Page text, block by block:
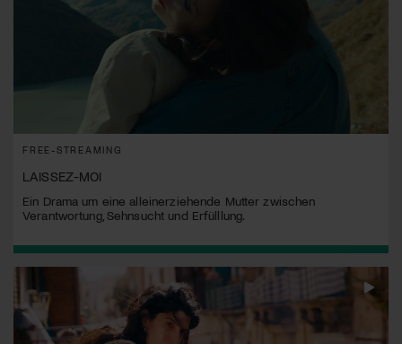
FREE-STREAMING
LAISSEZ-MOI
Ein Drama um eine alleinerziehende Mutter zwischen
Verantwortung, Sehnsucht und Erfülllung.